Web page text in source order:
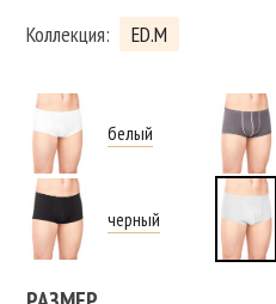
Коллекция: ED.M
белый
черный